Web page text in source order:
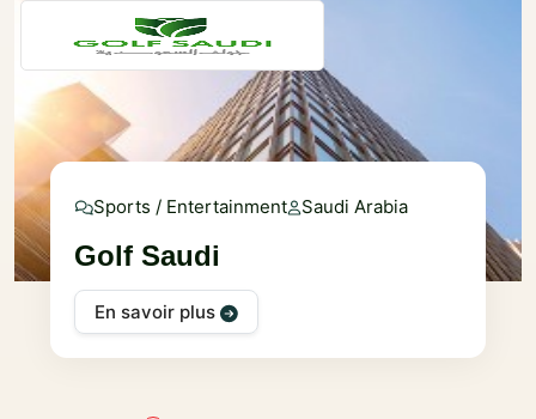
Sports / Entertainment Saudi Arabia
Golf Saudi
En savoir plus